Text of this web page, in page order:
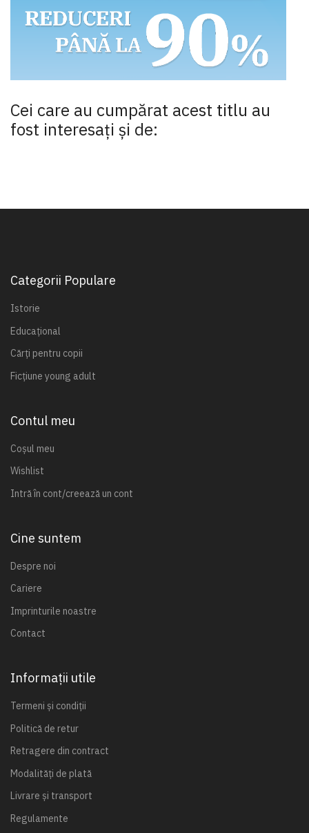
Cei care au cumpărat acest titlu au
fost interesaţi şi de:
Categorii Populare
Istorie
Educațional
Cărți pentru copii
Ficțiune young adult
Contul meu
Coșul meu
Wishlist
Intră în cont/creează un cont
Cine suntem
Despre noi
Cariere
Imprinturile noastre
Contact
Informații utile
Termeni și condiții
Politică de retur
Retragere din contract
Modalități de plată
Livrare și transport
Regulamente